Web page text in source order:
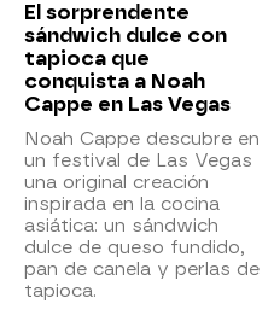
El sorprendente
sándwich dulce con
tapioca que
conquista a Noah
Cappe en Las Vegas
Noah Cappe descubre en
un festival de Las Vegas
una original creación
inspirada en la cocina
asiática: un sándwich
dulce de queso fundido,
pan de canela y perlas de
tapioca.